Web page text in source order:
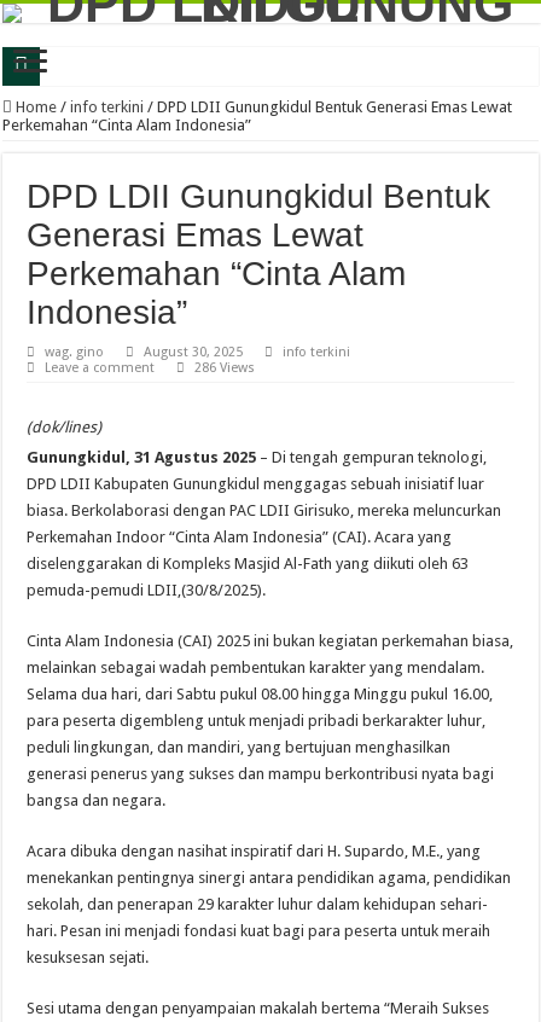
Latih Jiwa Kritis dan Problem Solving, Generus LDII Gunungkidul Gelar FGD
LDII Gunungkidul dan Kejari Perkuat Sinergi, Kesadaran Hukum Jadi Bekal
LDII Gunungkidul Gandeng DLH, Siapkan Gerakan Bakti untuk Negeri 2026
LDII Gunungkidul Ambil Bagian dalam Gerakan Jumat Bersih, Dorong
Festival Anak Sholeh 2026 LDII Gunungkidul Perkuat Keilmuan Agama
Generus Gunungkidul Ukir Prestasi Nasional, Alfan Fadillah Buktikan Kuliah
LDII Gunungkidul Ikuti Aksi Bersih-Bersih Sampah Memperingati Hari
Home / info terkini / DPD LDII Gunungkidul Bentuk Generasi Emas Lewat
Perkemahan “Cinta Alam Indonesia”
DPD LDII Gunungkidul Bentuk
Generasi Emas Lewat
Perkemahan “Cinta Alam
Indonesia”
wag. gino August 30, 2025
info terkini
Leave a comment
286 Views
(dok/lines)
Gunungkidul, 31 Agustus 2025 – Di tengah gempuran teknologi,
DPD LDII Kabupaten Gunungkidul menggagas sebuah inisiatif luar
biasa. Berkolaborasi dengan PAC LDII Girisuko, mereka meluncurkan
Perkemahan Indoor “Cinta Alam Indonesia” (CAI). Acara yang
diselenggarakan di Kompleks Masjid Al-Fath yang diikuti oleh 63
pemuda-pemudi LDII,(30/8/2025).
Cinta Alam Indonesia (CAI) 2025 ini bukan kegiatan perkemahan biasa,
melainkan sebagai wadah pembentukan karakter yang mendalam.
Selama dua hari, dari Sabtu pukul 08.00 hingga Minggu pukul 16.00,
para peserta digembleng untuk menjadi pribadi berkarakter luhur,
peduli lingkungan, dan mandiri, yang bertujuan menghasilkan
generasi penerus yang sukses dan mampu berkontribusi nyata bagi
bangsa dan negara.
Acara dibuka dengan nasihat inspiratif dari H. Supardo, M.E., yang
menekankan pentingnya sinergi antara pendidikan agama, pendidikan
sekolah, dan penerapan 29 karakter luhur dalam kehidupan sehari-
hari. Pesan ini menjadi fondasi kuat bagi para peserta untuk meraih
kesuksesan sejati.
Sesi utama dengan penyampaian makalah bertema “Meraih Sukses